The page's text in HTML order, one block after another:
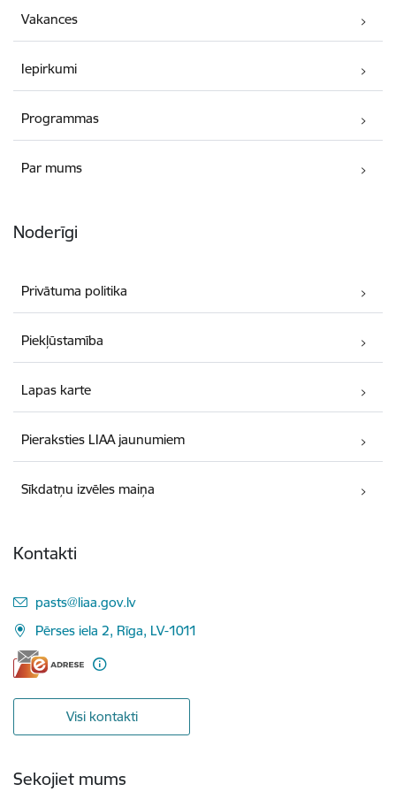
Vakances
Iepirkumi
Programmas
Par mums
Noderīgi
Privātuma politika
Piekļūstamība
Lapas karte
Pieraksties LIAA jaunumiem
Sīkdatņu izvēles maiņa
Kontakti
E-pasts:
pasts@liaa.gov.lv
Pērses iela 2, Rīga, LV-1011
Visi kontakti
Sekojiet mums